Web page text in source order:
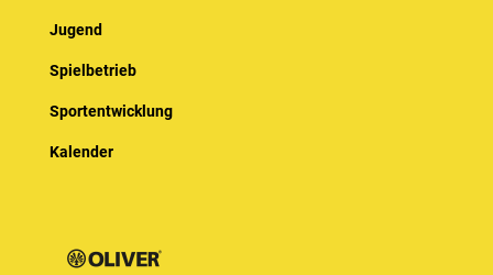
Jugend
Spielbetrieb
Sportentwicklung
Kalender